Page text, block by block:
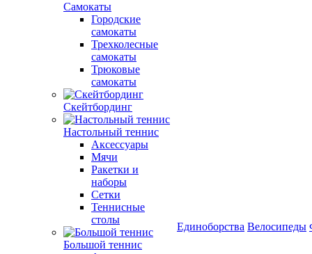
Самокаты
Городские
самокаты
Трехколесные
самокаты
Трюковые
самокаты
Скейтбординг
Настольный теннис
Аксессуары
Мячи
Ракетки и
наборы
Сетки
Теннисные
столы
Большой теннис
Единоборства Велосипеды